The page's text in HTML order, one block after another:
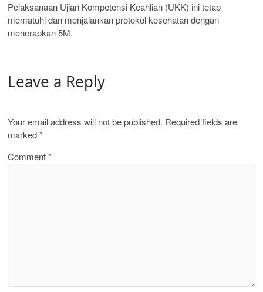
Pelaksanaan Ujian Kompetensi Keahlian (UKK) ini tetap
mematuhi dan menjalankan protokol kesehatan dengan
menerapkan 5M.
Leave a Reply
Your email address will not be published. Required fields are
marked*
Comment*